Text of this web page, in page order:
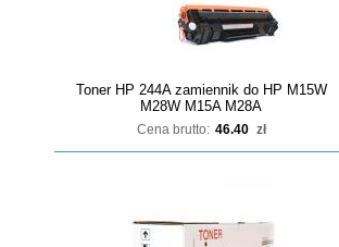
Toner HP 244A zamiennik do HP M15W
M28W M15A M28A
Cena brutto: 46.40 zł